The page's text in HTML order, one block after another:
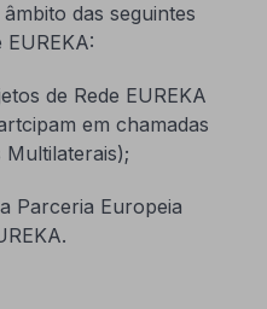
das seguintes
de Rede EUREKA
em chamadas
Multilaterais);
Parceria Europeia